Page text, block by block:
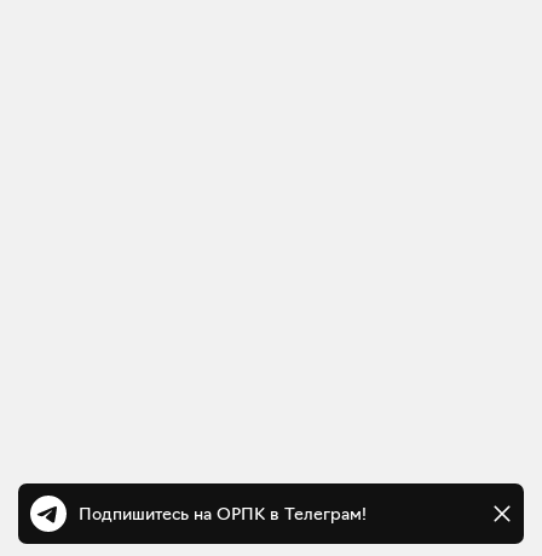
Подпишитесь на ОРПК в Телеграм!